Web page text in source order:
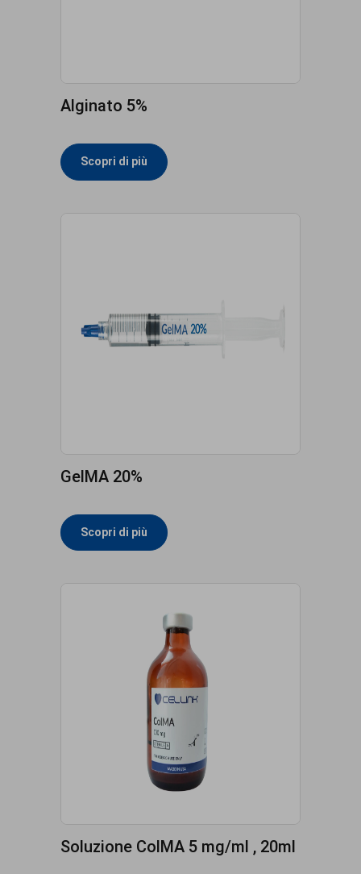
Alginato 5%
Scopri di più
GelMA 20%
Scopri di più
Soluzione ColMA 5 mg/ml , 20ml